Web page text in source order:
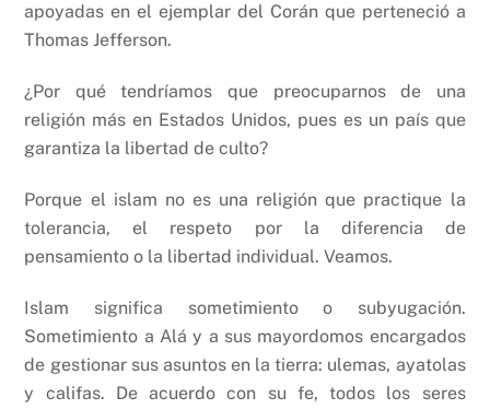
apoyadas en el ejemplar del Corán que perteneció a
Thomas Jefferson.
¿Por qué tendríamos que preocuparnos de una
religión más en Estados Unidos, pues es un país que
garantiza la libertad de culto?
Porque el islam no es una religión que practique la
tolerancia, el respeto por la diferencia de
pensamiento o la libertad individual. Veamos.
Islam significa sometimiento o subyugación.
Sometimiento a Alá y a sus mayordomos encargados
de gestionar sus asuntos en la tierra: ulemas, ayatolas
y califas. De acuerdo con su fe, todos los seres